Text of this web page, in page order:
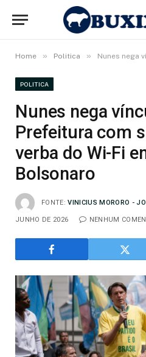
Home » Politica » Nunes nega vínculo da
POLITICA
Nunes nega
Prefeitura com
verba do Wi-Fi
Bolsonaro
FONTE: VINICIUS MORORO -
JUNHO DE 2026 NENHUM